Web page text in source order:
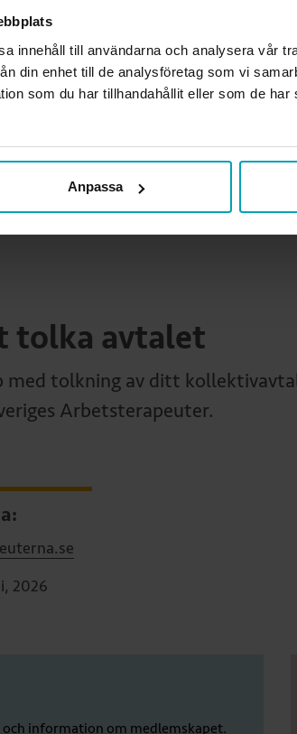
innehåll till användarna och analysera vår
din enhet till de analysföretag som vi
som du har tillhandahållit eller som de
Anpassa
tolka avtalet
med tolkning av ditt
Arbetsterapeuter.
2026
information om medlemskapet.